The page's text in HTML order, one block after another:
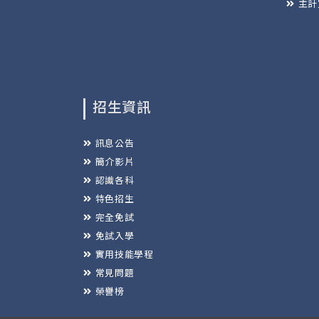
主
招生資訊
訊息公告
簡介影片
認識各科
特色招生
完全免試
免試入學
實用技能學程
常見問題
榮譽榜